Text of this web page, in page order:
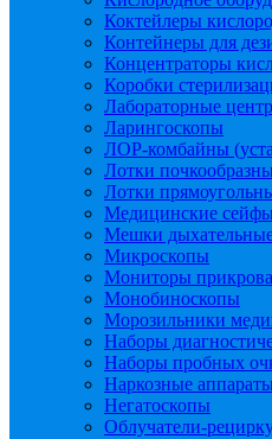
Коктейлеры
Контейнеры для
Концентраторы
Коробки
Лабораторные
Ларингоскопы
ЛОР-комбайны
Лотки
Лотки
Медицинские
Мешки
Микроскопы
Мониторы
Монобиноскопы
Морозильники
Наборы
Наборы пробных
Наркозные аппараты
Негатоскопы
Облучатели-